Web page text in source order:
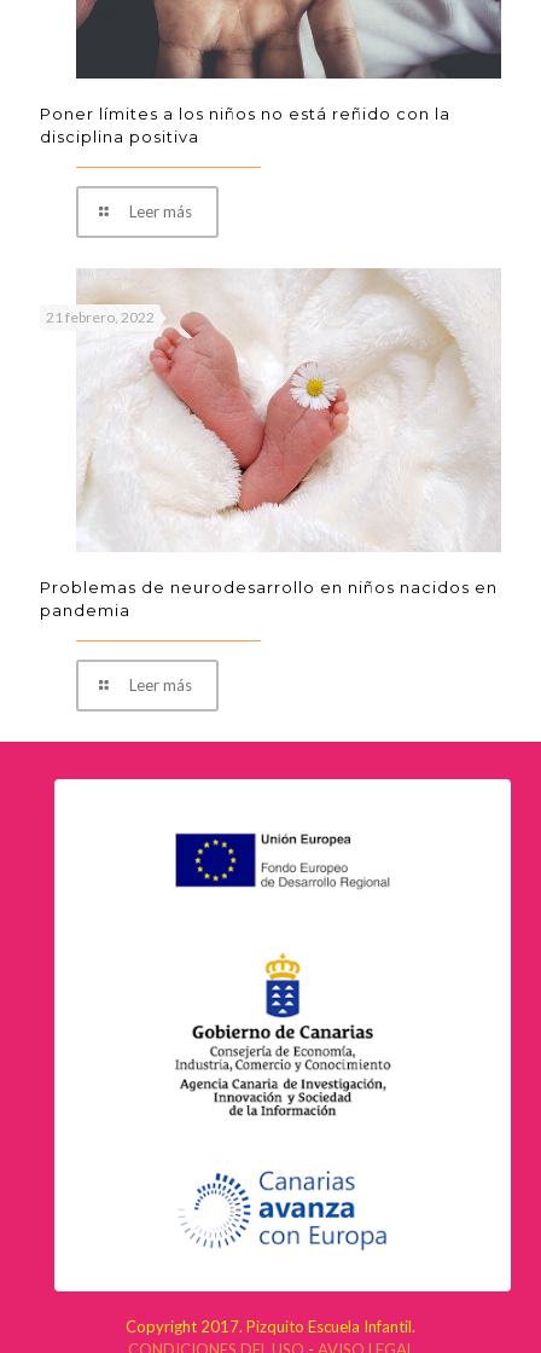
Poner límites a los niños no está reñido con la
disciplina positiva
Leer más
21 febrero, 2022
Problemas de neurodesarrollo en niños nacidos en
pandemia
Leer más
Copyright 2017. Pizquito Escuela Infantil.